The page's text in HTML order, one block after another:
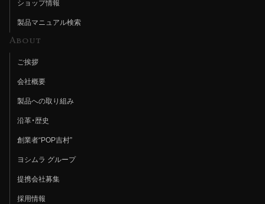
ショップ情報
製品マニュアル検索
About
ご挨拶
会社概要
製品への取り組み
沿革・歴史
創業者“POP吉村”
ヨシムラ グループ
提携会社募集
採用情報